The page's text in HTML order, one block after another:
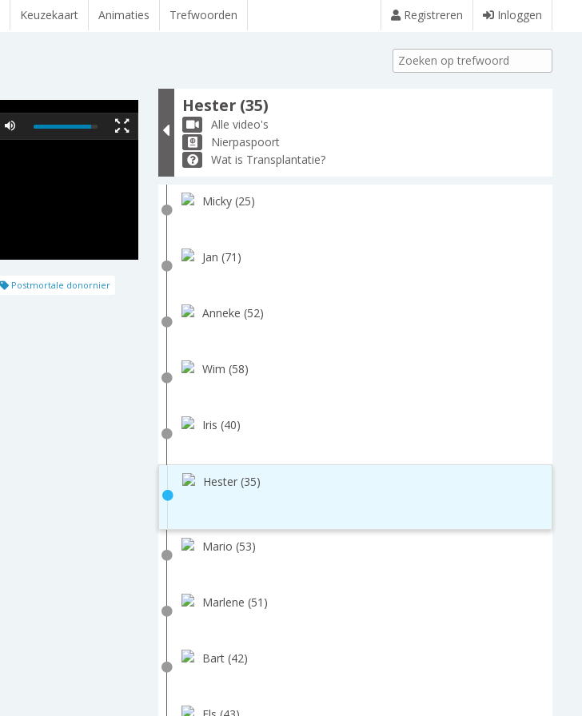
Keuzekaart Animaties Trefwoorden Registreren Inloggen
Postmortale donornier
Hester (35)
Alle video's
Nierpaspoort
Wat is Transplantatie?
Micky (25)
Jan (71)
Anneke (52)
Wim (58)
Iris (40)
Hester (35)
Mario (53)
Marlene (51)
Bart (42)